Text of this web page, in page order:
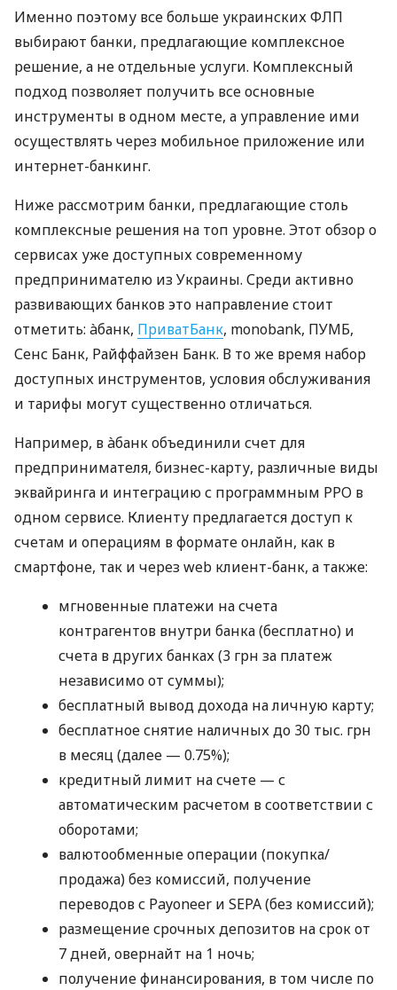
Именно поэтому все больше украинских ФЛП
выбирают банки, предлагающие комплексное
решение, а не отдельные услуги. Комплексный
подход позволяет получить все основные
инструменты в одном месте, а управление ими
осуществлять через мобильное приложение или
интернет-банкинг.
Ниже рассмотрим банки, предлагающие столь
комплексные решения на топ уровне. Этот обзор о
сервисах уже доступных современному
предпринимателю из Украины. Среди активно
развивающих банков это направление стоит
отметить: àбанк, ПриватБанк, monobank, ПУМБ,
Сенс Банк, Райффайзен Банк. В то же время набор
доступных инструментов, условия обслуживания
и тарифы могут существенно отличаться.
Например, в àбанк объединили счет для
предпринимателя, бизнес-карту, различные виды
эквайринга и интеграцию с программным РРО в
одном сервисе. Клиенту предлагается доступ к
счетам и операциям в формате онлайн, как в
смартфоне, так и через web клиент-банк, а также:
мгновенные платежи на счета
контрагентов внутри банка (бесплатно) и
счета в других банках (3 грн за платеж
независимо от суммы);
бесплатный вывод дохода на личную карту;
бесплатное снятие наличных до 30 тыс. грн
в месяц (далее — 0.75%);
кредитный лимит на счете — с
автоматическим расчетом в соответствии с
оборотами;
валютообменные операции (покупка/
продажа) без комиссий, получение
переводов с Payoneer и SEPA (без комиссий);
размещение срочных депозитов на срок от
7 дней, овернайт на 1 ночь;
получение финансирования, в том числе по